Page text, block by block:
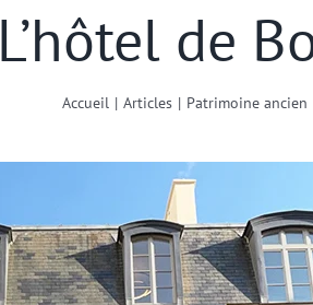
L’hôtel de
Accueil | Articles | Patrimoine ancien